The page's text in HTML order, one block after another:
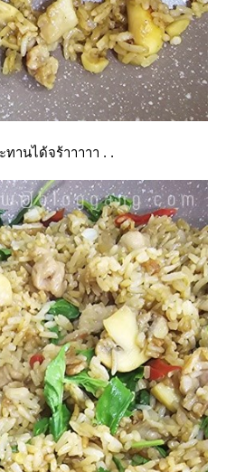
านได้จร้าาาาา . .